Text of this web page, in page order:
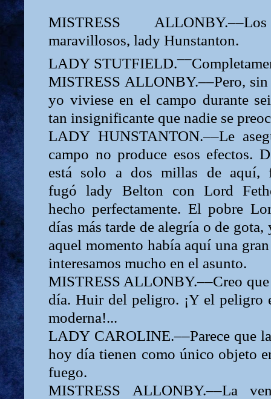
MISTRESS
maravillosos, lady Hunstanton.
LADY STUTFIELD.––
MISTRESS ALLONBY.––Pero, sin
yo viviese en el campo durante
tan insignificante que nadie se
LADY HUNSTANTON.––Le
campo no produce esos efectos.
está solo a dos millas de aquí,
fugólady Belton conLord
hecho per­fectamente. El pobre
días más tarde de alegría o de
aquel momento había aquí una
inte­resamos mucho en el asunto.
MISTRESS ALLONBY.––Creo
día. Huir del peligro. ¡Y el peligro
moderna!...
LADY CAROLINE.––Parece que
hoy día tienen como único objeto
fuego.
MISTRESS ALLONBY.––La